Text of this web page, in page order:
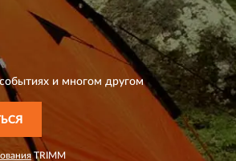
и многом другом
TRIMM